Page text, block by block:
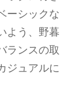
ーシックな
よう、野暮
ランスの取
ジュアルに